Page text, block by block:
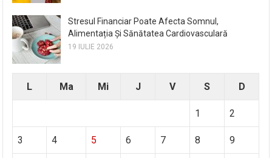
Stresul Financiar Poate Afecta Somnul,
Alimentația Și Sănătatea Cardiovasculară
19 IULIE 2026
L Ma Mi J V S D
1 2
3 4 5 6 7 8 9